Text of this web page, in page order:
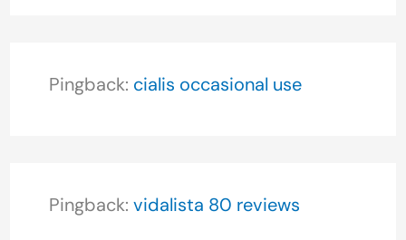
Pingback: cialis occasional use
Pingback: vidalista 80 reviews